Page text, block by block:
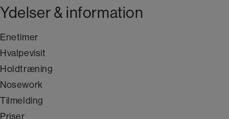
Ydelser & information
Enetimer
Hvalpevisit
Holdtræning
Nosework
Tilmelding
Priser